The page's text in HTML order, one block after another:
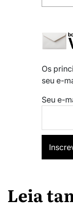
Os
seu e-
Seu e-
Leia